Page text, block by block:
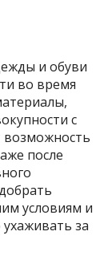
и обуви
во время
с
после
условиям и
за